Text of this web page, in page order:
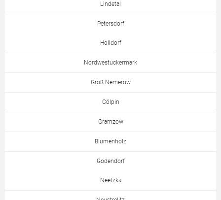
Lindetal
Petersdorf
Holldorf
Nordwestuckermark
Groß Nemerow
Cölpin
Gramzow
Blumenholz
Godendorf
Neetzka